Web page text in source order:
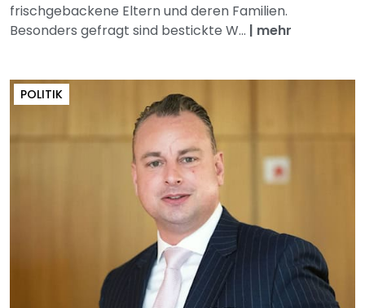
frischgebackene Eltern und deren Familien.
Besonders gefragt sind bestickte W... | mehr
POLITIK